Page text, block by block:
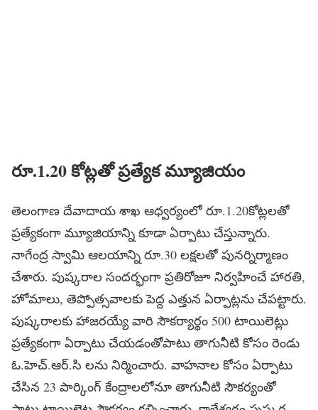
రూ.1.20 కోట్లతో ప్రత్యేక మ్యూజియం
తెలంగాణ దేవాదాయ శాఖ ఆధ్వర్యంలో రూ.1.20కోట్లలతో
ప్రత్యేకంగా మ్యూజియాన్ని కూడా ఏర్పాటు చేస్తున్నారు.
నాగేంద్ర స్వామి ఆలయాన్ని రూ.30 లక్షలతో పునర్నిర్మాణం
చేశారు. పుష్కరాల సందర్భంగా ప్రతిరోజూ నిర్వహించే హారతి,
హోమాలు, తెప్పోత్సవాలకు పెద్ద ఎత్తున ఏర్పాట్లను చేపట్టారు.
పుష్కరాలకు హాజరయ్యే వారి సౌకర్యార్థం 500 టాయిలెట్లు
ప్రత్యేకంగా ఏర్పాటు చేయడంతోపాటు తాగునీటి కోసం రెండు
ఓ.హెచ్.ఆర్.సి లను నిర్మించారు. వాహనాల కోసం ఏర్పాటు
చేసిన 23 పార్కింగ్ కేంద్రాలలోనూ తాగునీటి సౌకర్యంతో